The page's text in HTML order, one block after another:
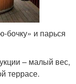
бочку» и парься
– малый вес,
террасе.